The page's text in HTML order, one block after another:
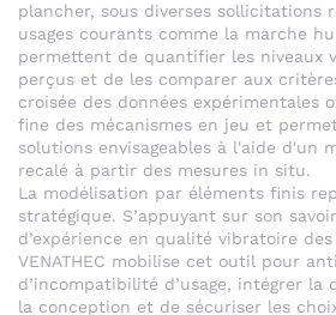
plancher, sous diverses sollicitations
usages courants comme la marche
permettent de quantifier les niveaux
perçus et de les comparer aux
croisée des données expérimentales
fine des mécanismes en jeu et
solutions envisageables à l'aide d'un
recalé à partir des mesures in situ.
La modélisation par éléments finis
stratégique. S’appuyant sur son
d’expérience en qualité vibratoire
VENATHEC mobilise cet outil pour
d’incompatibilité d’usage, intégrer la
la conception et de sécuriser les